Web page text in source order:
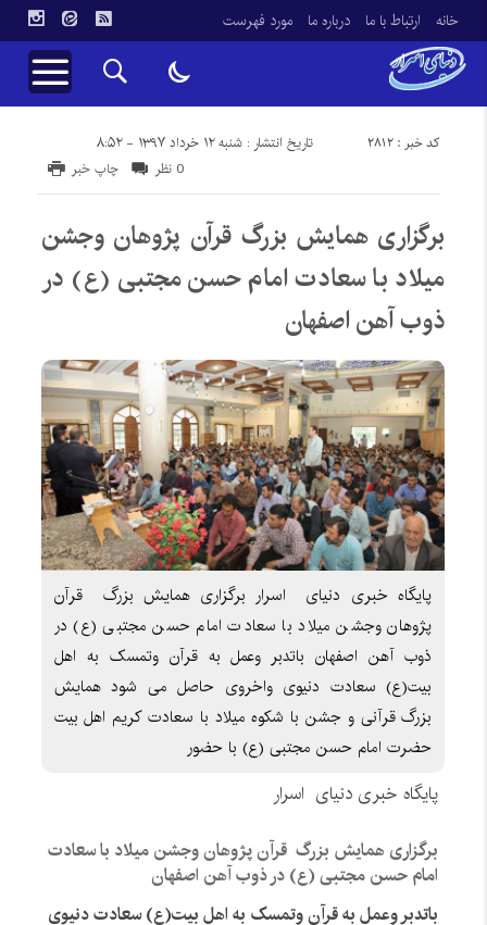
خانه ارتباط با ما درباره ما مورد فهرست
تاریخ انتشار : شنبه ۱۲ خرداد ۱۳۹۷ - ۸:۵۲ کد خبر : 2812
چاپ خبر 0 نظر
برگزاری همایش بزرگ قرآن پژوهان وجشن
میلاد با سعادت امام حسن مجتبی (ع) در
ذوب آهن اصفهان
پایگاه خبری دنیای اسرار برگزاری همایش بزرگ قرآن
پژوهان وجشن میلاد با سعادت امام حسن مجتبی (ع) در
ذوب آهن اصفهان باتدبر وعمل به قرآن وتمسک به اهل
بیت(ع) سعادت دنیوی واخروی حاصل می شود همایش
بزرگ قرآنی و جشن با شکوه میلاد با سعادت کریم اهل بیت
حضرت امام حسن مجتبی (ع) با حضور
پایگاه خبری دنیای اسرار
برگزاری همایش بزرگ قرآن پژوهان وجشن میلاد با سعادت
امام حسن مجتبی (ع) در ذوب آهن اصفهان
باتدبر وعمل به قرآن وتمسک به اهل بیت(ع) سعادت دنیوی